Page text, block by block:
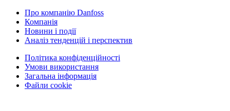
Про компанію Danfoss
Компанія
Новини і події
Аналіз тенденцій і перспектив
Політика конфіденційності
Умови використання
Загальна інформація
Файли cookie